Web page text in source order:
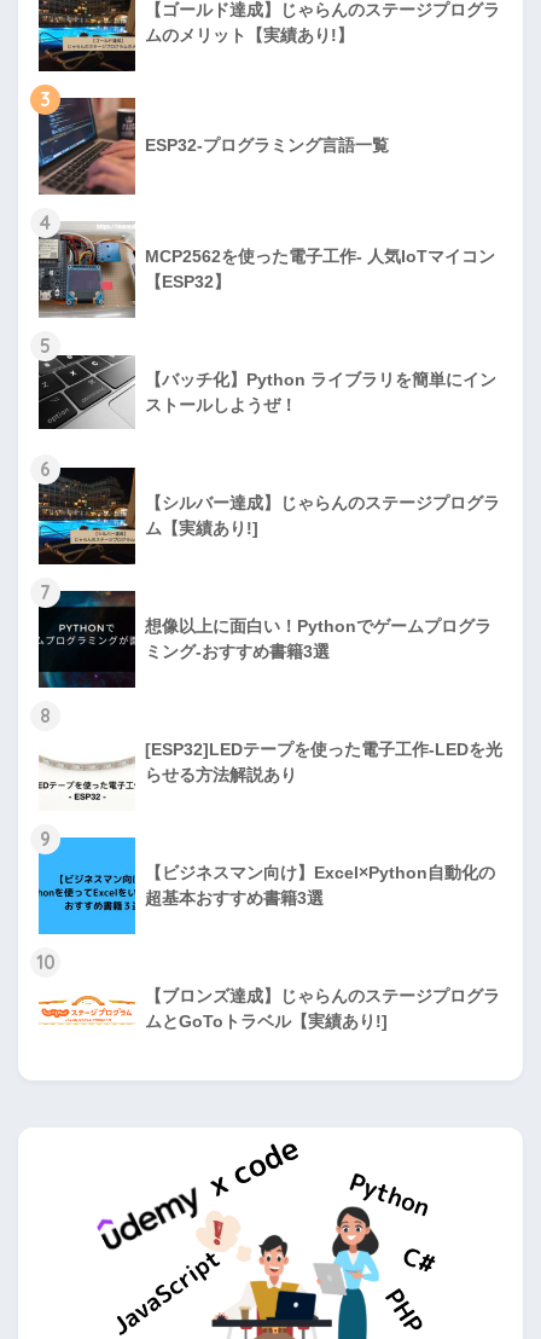
【ゴールド達成】じゃらんのステージプログラ
ムのメリット【実績あり!】
3
ESP32-プログラミング言語一覧
4
MCP2562を使った電子工作- 人気IoTマイコン
【ESP32】
5
【バッチ化】Python ライブラリを簡単にイン
ストールしようぜ！
6
【シルバー達成】じゃらんのステージプログラ
ム【実績あり!]
7
想像以上に面白い！Pythonでゲームプログラ
ミング-おすすめ書籍3選
8
[ESP32]LEDテープを使った電子工作-LEDを光
らせる方法解説あり
9
【ビジネスマン向け】Excel×Python自動化の
超基本おすすめ書籍3選
10
【ブロンズ達成】じゃらんのステージプログラ
ムとGoToトラベル【実績あり!]